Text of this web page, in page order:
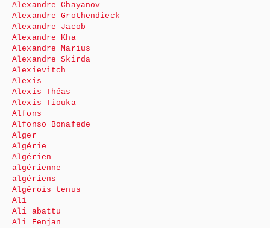
Alexandre Chayanov
Alexandre Grothendieck
Alexandre Jacob
Alexandre Kha
Alexandre Marius
Alexandre Skirda
Alexievitch
Alexis
Alexis Théas
Alexis Tiouka
Alfons
Alfonso Bonafede
Alger
Algérie
Algérien
algérienne
algériens
Algérois tenus
Ali
Ali abattu
Ali Fenjan